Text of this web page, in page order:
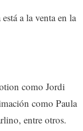
a la venta en la
como Jordi
como Paula
entre otros.